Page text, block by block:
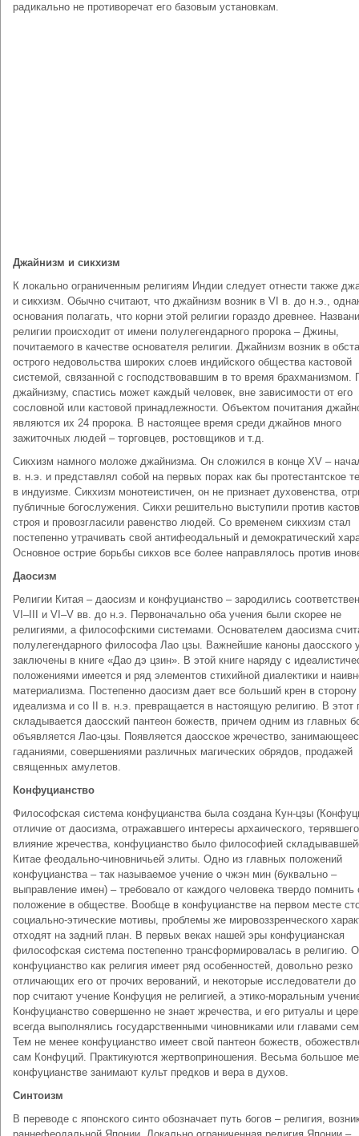
радикально не противоречат его базовым установкам.
Джайнизм и сикхизм
К локально ограниченным религиям Индии следует отнести также
и сикхизм. Обычно считают, что джайнизм возник в VI в. до н.э.,
основания полагать, что корни этой религии гораздо древнее.
религии происходит от имени полулегендарного пророка – Джины,
почитаемого в качестве основателя религии. Джайнизм возник в
острого недовольства широких слоев индийского общества кастовой
системой, связанной с господствовавшим в то время брахманизмом.
джайнизму, спастись может каждый человек, вне зависимости от его
сословной или кастовой принадлежности. Объектом почитания
являются их 24 пророка. В настоящее время среди джайнов много
зажиточных людей – торговцев, ростовщиков и т.д.
Сикхизм намного моложе джайнизма. Он сложился в конце XV –
в. н.э. и представлял собой на первых порах как бы протестантское
в индуизме. Сикхизм монотеистичен, он не признает духовенства,
публичные богослужения. Сикхи решительно выступили против
строя и провозгласили равенство людей. Со временем сикхизм стал
постепенно утрачивать свой антифеодальный и демократический
Основное острие борьбы сикхов все более направлялось против
Даосизм
Религии Китая – даосизм и конфуцианство – зародились
VI–III и VI–V вв. до н.э. Первоначально оба учения были скорее не
религиями, а философскими системами. Основателем даосизма
полулегендарного философа Лао цзы. Важнейшие каноны даосского
заключены в книге «Дао дэ цзин». В этой книге наряду с
положениями имеется и ряд элементов стихийной диалектики и
материализма. Постепенно даосизм дает все больший крен в сторону
идеализма и со II в. н.э. превращается в настоящую религию. В этот
складывается даосский пантеон божеств, причем одним из главных
объявляется Лао-цзы. Появляется даосское жречество,
гаданиями, совершениями различных магических обрядов, продажей
священных амулетов.
Конфуцианство
Философская система конфуцианства была создана Кун-цзы
отличие от даосизма, отражавшего интересы архаического,
влияние жречества, конфуцианство было философией
Китае феодально-чиновничьей элиты. Одно из главных положений
конфуцианства – так называемое учение о чжэн мин (буквально –
выправление имен) – требовало от каждого человека твердо помнить
положение в обществе. Вообще в конфуцианстве на первом месте
социально-этические мотивы, проблемы же мировоззренческого
отходят на задний план. В первых веках нашей эры конфуцианская
философская система постепенно трансформировалась в религию.
конфуцианство как религия имеет ряд особенностей, довольно резко
отличающих его от прочих верований, и некоторые исследователи до
пор считают учение Конфуция не религией, а этико-моральным
Конфуцианство совершенно не знает жречества, и его ритуалы и
всегда выполнялись государственными чиновниками или главами
Тем не менее конфуцианство имеет свой пантеон божеств,
сам Конфуций. Практикуются жертвоприношения. Весьма большое
конфуцианстве занимают культ предков и вера в духов.
Синтоизм
В переводе с японского синто обозначает путь богов – религия,